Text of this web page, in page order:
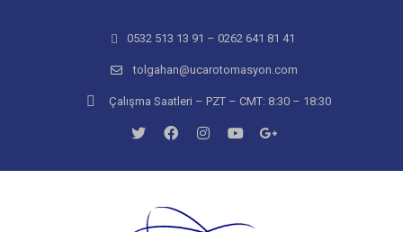
0532 513 13 91 – 0262 641 81 41
tolgahan@ucarotomasyon.com
Çalışma Saatleri – PZT – CMT: 8:30 – 18:30